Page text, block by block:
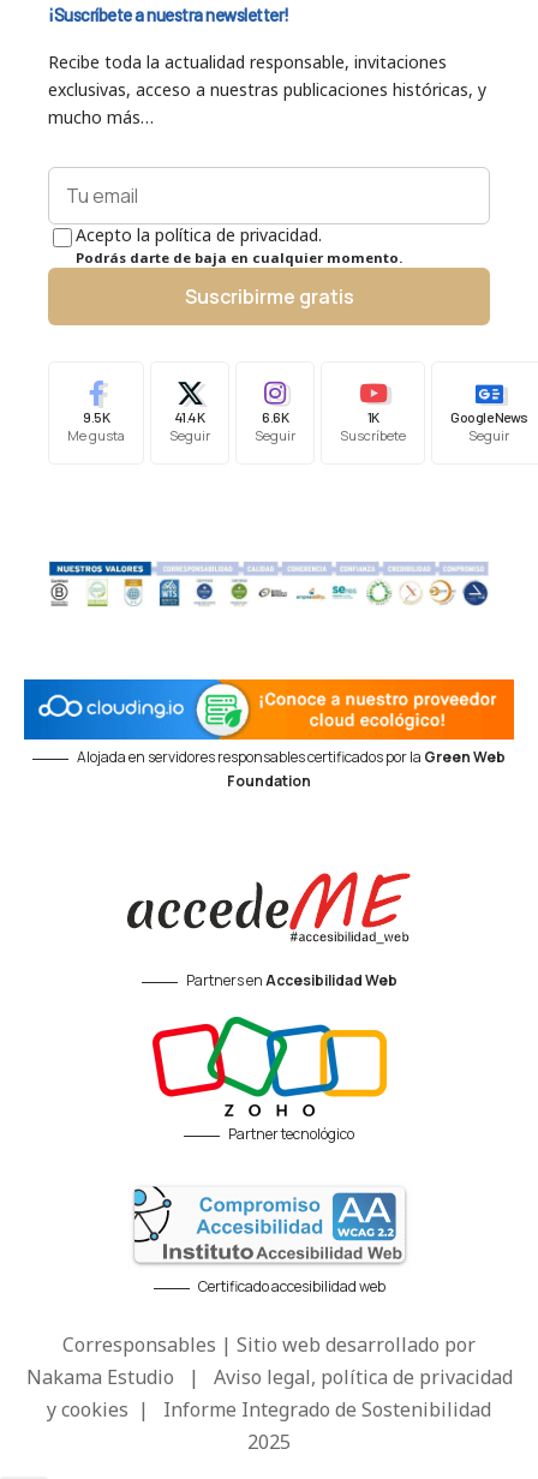
¡Suscríbete a nuestra newsletter!
Recibe toda la actualidad responsable, invitaciones
exclusivas, acceso a nuestras publicaciones históricas, y
mucho más…
Acepto la política de privacidad.
Podrás darte de baja en cualquier momento.
Suscribirme gratis
9.5K
Me gusta
41.4K
Seguir
6.6K
Seguir
1K
Suscríbete
Google News
Seguir
Alojada en servidores responsables certificados por la Green Web
Foundation
Partners enAccesibilidad Web
Partner tecnológico
Certificado accesibilidad web
Corresponsables | Sitio web desarrollado por
Nakama Estudio | Aviso legal, política de privacidad
y cookies | Informe Integrado de Sostenibilidad
2025